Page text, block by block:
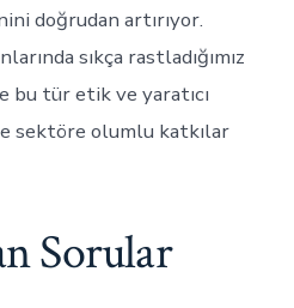
doğrudan artırıyor.
sıkça rastladığımız
bu tür etik ve yaratıcı
sektöre olumlu katkılar
Sorular